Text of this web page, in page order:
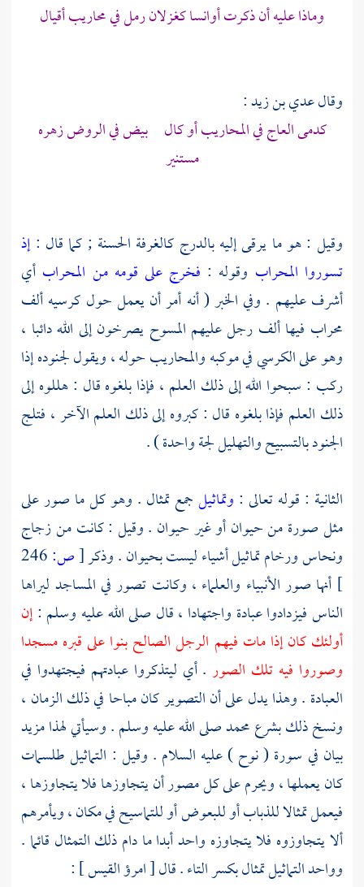
وماذا عليه أن ذكرت أوانسا كغزلان رمل في محاريب أقيال
وقالعدي بن زيد:
كدمى العاج في المحاريب أو كال بيض في الروض زهره
مستنير
وقيل : هو ما يرقى إليه بالدرج كالغرفة الحسنة ; كما قال :إذ
تسوروا المحراب وقوله : فخرج على قومه من المحراب أي
أشرف عليهم . وفي الخبر ( أنه أمر أن يعمل حول كرسيه ألف
محراب فيها ألف رجل عليهم المسوح يصرخون إلى الله دائبا ،
وهو على الكرسي في موكبه والمحاريب حوله ، ويقول لجنوده إذا
ركب : سبحوا الله إلى ذلك العلم ، فإذا بلغوه قال : هللوه إلى
ذلك العلم فإذا بلغوه قال : كبروه إلى ذلك العلم الآخر ، فتلج
الجنود بالتسبيح والتهليل لجة واحدة ) .
الثانية : قوله تعالى : وتماثيلجمع تمثال . وهو كل ما صور على
مثل صورة من حيوان أو غير حيوان . وقيل : كانت من زجاج
ونحاس ورخام تماثيل أشياء ليست بحيوان . وذكر[ص:246
] أنها صور الأنبياء والعلماء ، وكانت تصور في المساجد ليراها
الناس فيزدادوا عبادة واجتهادا ، قال صلى الله عليه وسلم :إن
أولئك كان إذا مات فيهم الرجل الصالح بنوا على قبره مسجدا
وصوروا فيه تلك الصور . أي ليتذكروا عبادتهم فيجتهدوا في
العبادة . وهذا يدل على أن التصوير كان مباحا في ذلك الزمان ،
ونسخ ذلك بشرعمحمدصلى الله عليه وسلم . وسيأتي لهذا مزيد
بيان في سورة (نوح) عليه السلام . وقيل : التماثيل طلسمات
كان يعملها ، ويحرم على كل مصور أن يتجاوزها فلا يتجاوزها ،
فيعمل تمثالا للذباب أو للبعوض أو للتماسيح في مكان ، ويأمرهم
ألا يتجاوزوه فلا يتجاوزه واحد أبدا ما دام ذلك التمثال قائما .
وواحد التماثيل تمثال بكسر التاء . قال [امرؤ القيس] :